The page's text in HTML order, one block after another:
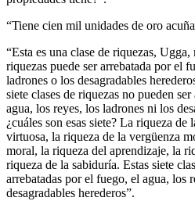
“Tiene cien mil unidades de oro
“Esta es una clase de riquezas,
riquezas puede ser arrebatada por el
ladrones o los desagradables
siete clases de riquezas no pueden
agua, los reyes, los ladrones ni los
¿cuáles son esas siete? La riqueza
virtuosa, la riqueza de la vergüenza
moral, la riqueza del aprendizaje, la
riqueza de la sabiduría. Estas siete
arrebatadas por el fuego, el agua, los
desagradables herederos”.